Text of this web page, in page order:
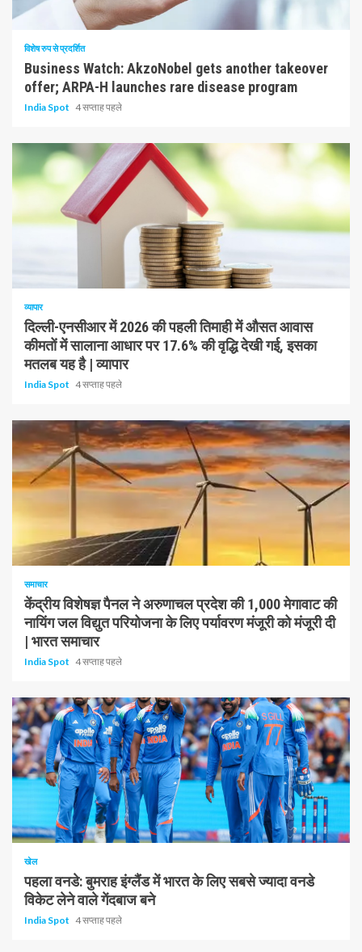
10 न्यूनतम पढ़ा
विशेष रुप से प्रदर्शित
Business Watch: AkzoNobel gets another takeover
offer; ARPA-H launches rare disease program
India Spot 4 सप्ताह पहले
व्यापार
दिल्ली-एनसीआर में 2026 की पहली तिमाही में औसत आवास
कीमतों में सालाना आधार पर 17.6% की वृद्धि देखी गई, इसका
मतलब यह है | व्यापार
India Spot 4 सप्ताह पहले
1 न्यूनतम पढ़ा
समाचार
केंद्रीय विशेषज्ञ पैनल ने अरुणाचल प्रदेश की 1,000 मेगावाट की
नायिंग जल विद्युत परियोजना के लिए पर्यावरण मंजूरी को मंजूरी दी
| भारत समाचार
India Spot 4 सप्ताह पहले
1 न्यूनतम पढ़ा
खेल
पहला वनडे: बुमराह इंग्लैंड में भारत के लिए सबसे ज्यादा वनडे
विकेट लेने वाले गेंदबाज बने
India Spot 4 सप्ताह पहले